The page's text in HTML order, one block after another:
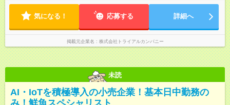
務時間の調整可能（店舗の状況により異なります） ★月の平均
残業は13.25ｈ以下 ⇒業務効率化等を図り、さらに減らしてい
きます ◎基本は定時退社 ◎固定残業・みなし残業ナシ。残業分
は1分単位で支給
気になる！ 応募する 詳細へ
掲載元企業名 株式会社トライアルカンパニー
未読
AI・IoTを積極導入の小売企業！基本日中勤務の
み！鮮魚スペシャリスト